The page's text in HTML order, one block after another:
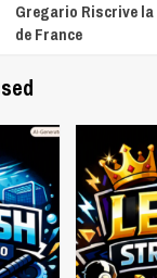
Gregario Riscrive
de France